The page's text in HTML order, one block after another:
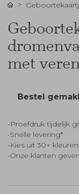
met
Bestel
-Proefdruk tijdelijk
-Snelle levering*
-Kies uit 30+
-Onze klanten